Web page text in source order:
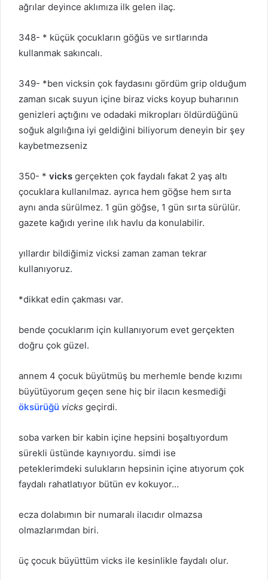
ağrılar deyince aklımıza ilk gelen ilaç.
348- * küçük çocukların göğüs ve sırtlarında
kullanmak sakıncalı.
349- *ben vicksin çok faydasını gördüm grip olduğum
zaman sıcak suyun içine biraz vicks koyup buharının
genizleri açtığını ve odadaki mikropları öldürdüğünü
soğuk algılığına iyi geldiğini biliyorum deneyin bir şey
kaybetmezseniz
350- * vicks gerçekten çok faydalı fakat 2 yaş altı
çocuklara kullanılmaz. ayrıca hem göğse hem sırta
aynı anda sürülmez. 1 gün göğse, 1 gün sırta sürülür.
gazete kağıdı yerine ılık havlu da konulabilir.
yıllardır bildiğimiz vicksi zaman zaman tekrar
kullanıyoruz.
*dikkat edin çakması var.
bende çocuklarım için kullanıyorum evet gerçekten
doğru çok güzel.
annem 4 çocuk büyütmüş bu merhemle bende kızımı
büyütüyorum geçen sene hiç bir ilacın kesmediği
öksürüğü vicks geçirdi.
soba varken bir kabin içine hepsini boşaltıyordum
sürekli üstünde kaynıyordu. simdi ise
peteklerimdeki sulukların hepsinin içine atıyorum çok
faydalı rahatlatıyor bütün ev kokuyor…
ecza dolabımın bir numaralı ilacıdır olmazsa
olmazlarımdan biri.
üç çocuk büyüttüm vicks ile kesinlikle faydalı olur.